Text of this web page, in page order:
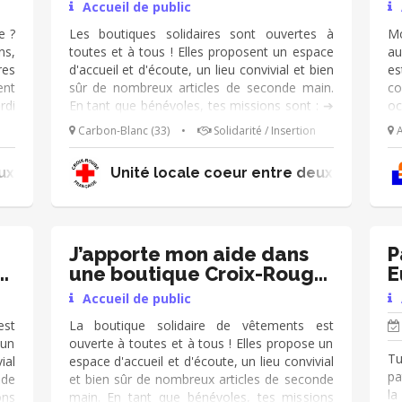
Animation d'un stand sur le village ou dans
Paris - Commissariat de course,
ravitaillement...
?
mers
Accueil de public
Les boutiques solidaires sont ouvertes à
toutes et à tous ! Elles proposent un espace
d'accueil et d'écoute, un lieu convivial et bien
sûr de nombreux articles de seconde main.
En tant que bénévoles, tes missions sont : ➔
Accueillir les publics (clients, donateurs,
personnes accompagnées) et présenter la
boutique ➔ Veiller au bon
réapprovisionnement des portants ➔
Recevoir les personnes accompagnées ➔
l'écoute ? Rejoins-nous 😀
Carbon-Blanc (33) • Solidarité / Insertion
Unité locale coeur entre deux mers
J’apporte mon aide dans
une boutique Croix-Rouge
👕Accueil de public
La boutique solidaire de vêtements est
ouverte à toutes et à tous ! Elles propose un
espace d'accueil et d'écoute, un lieu convivial
et bien sûr de nombreux articles de seconde
main. En tant que bénévoles, tes missions